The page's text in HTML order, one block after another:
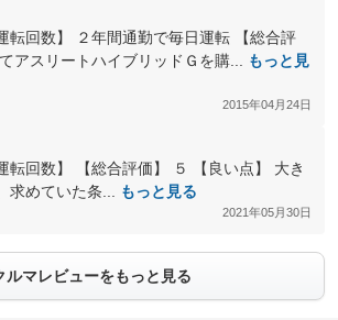
転回数】 ２年間通勤で毎日運転 【総合評
アスリートハイブリッドＧを購...
もっと見
2015年04月24日
転回数】 【総合評価】 ５ 【良い点】 大き
求めていた条...
もっと見る
2021年05月30日
ルマレビューをもっと見る